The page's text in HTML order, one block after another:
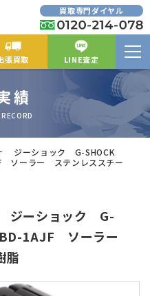
買取専門ダイヤル
張買取 LINE査定
績
ジーショック G-SHOCK
ソーラー ステンレススチー
ジーショック G-
1AJF ソーラー
脂